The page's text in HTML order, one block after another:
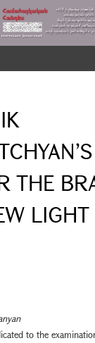
THE
to the